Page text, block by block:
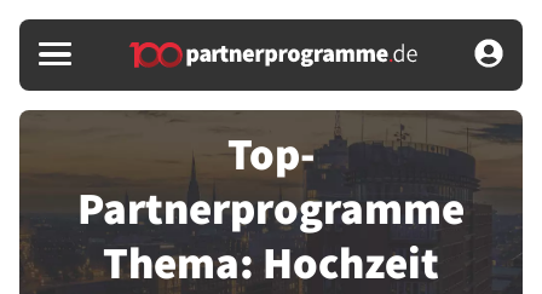
Top-
Partnerprogramme
Thema: Hochzeit